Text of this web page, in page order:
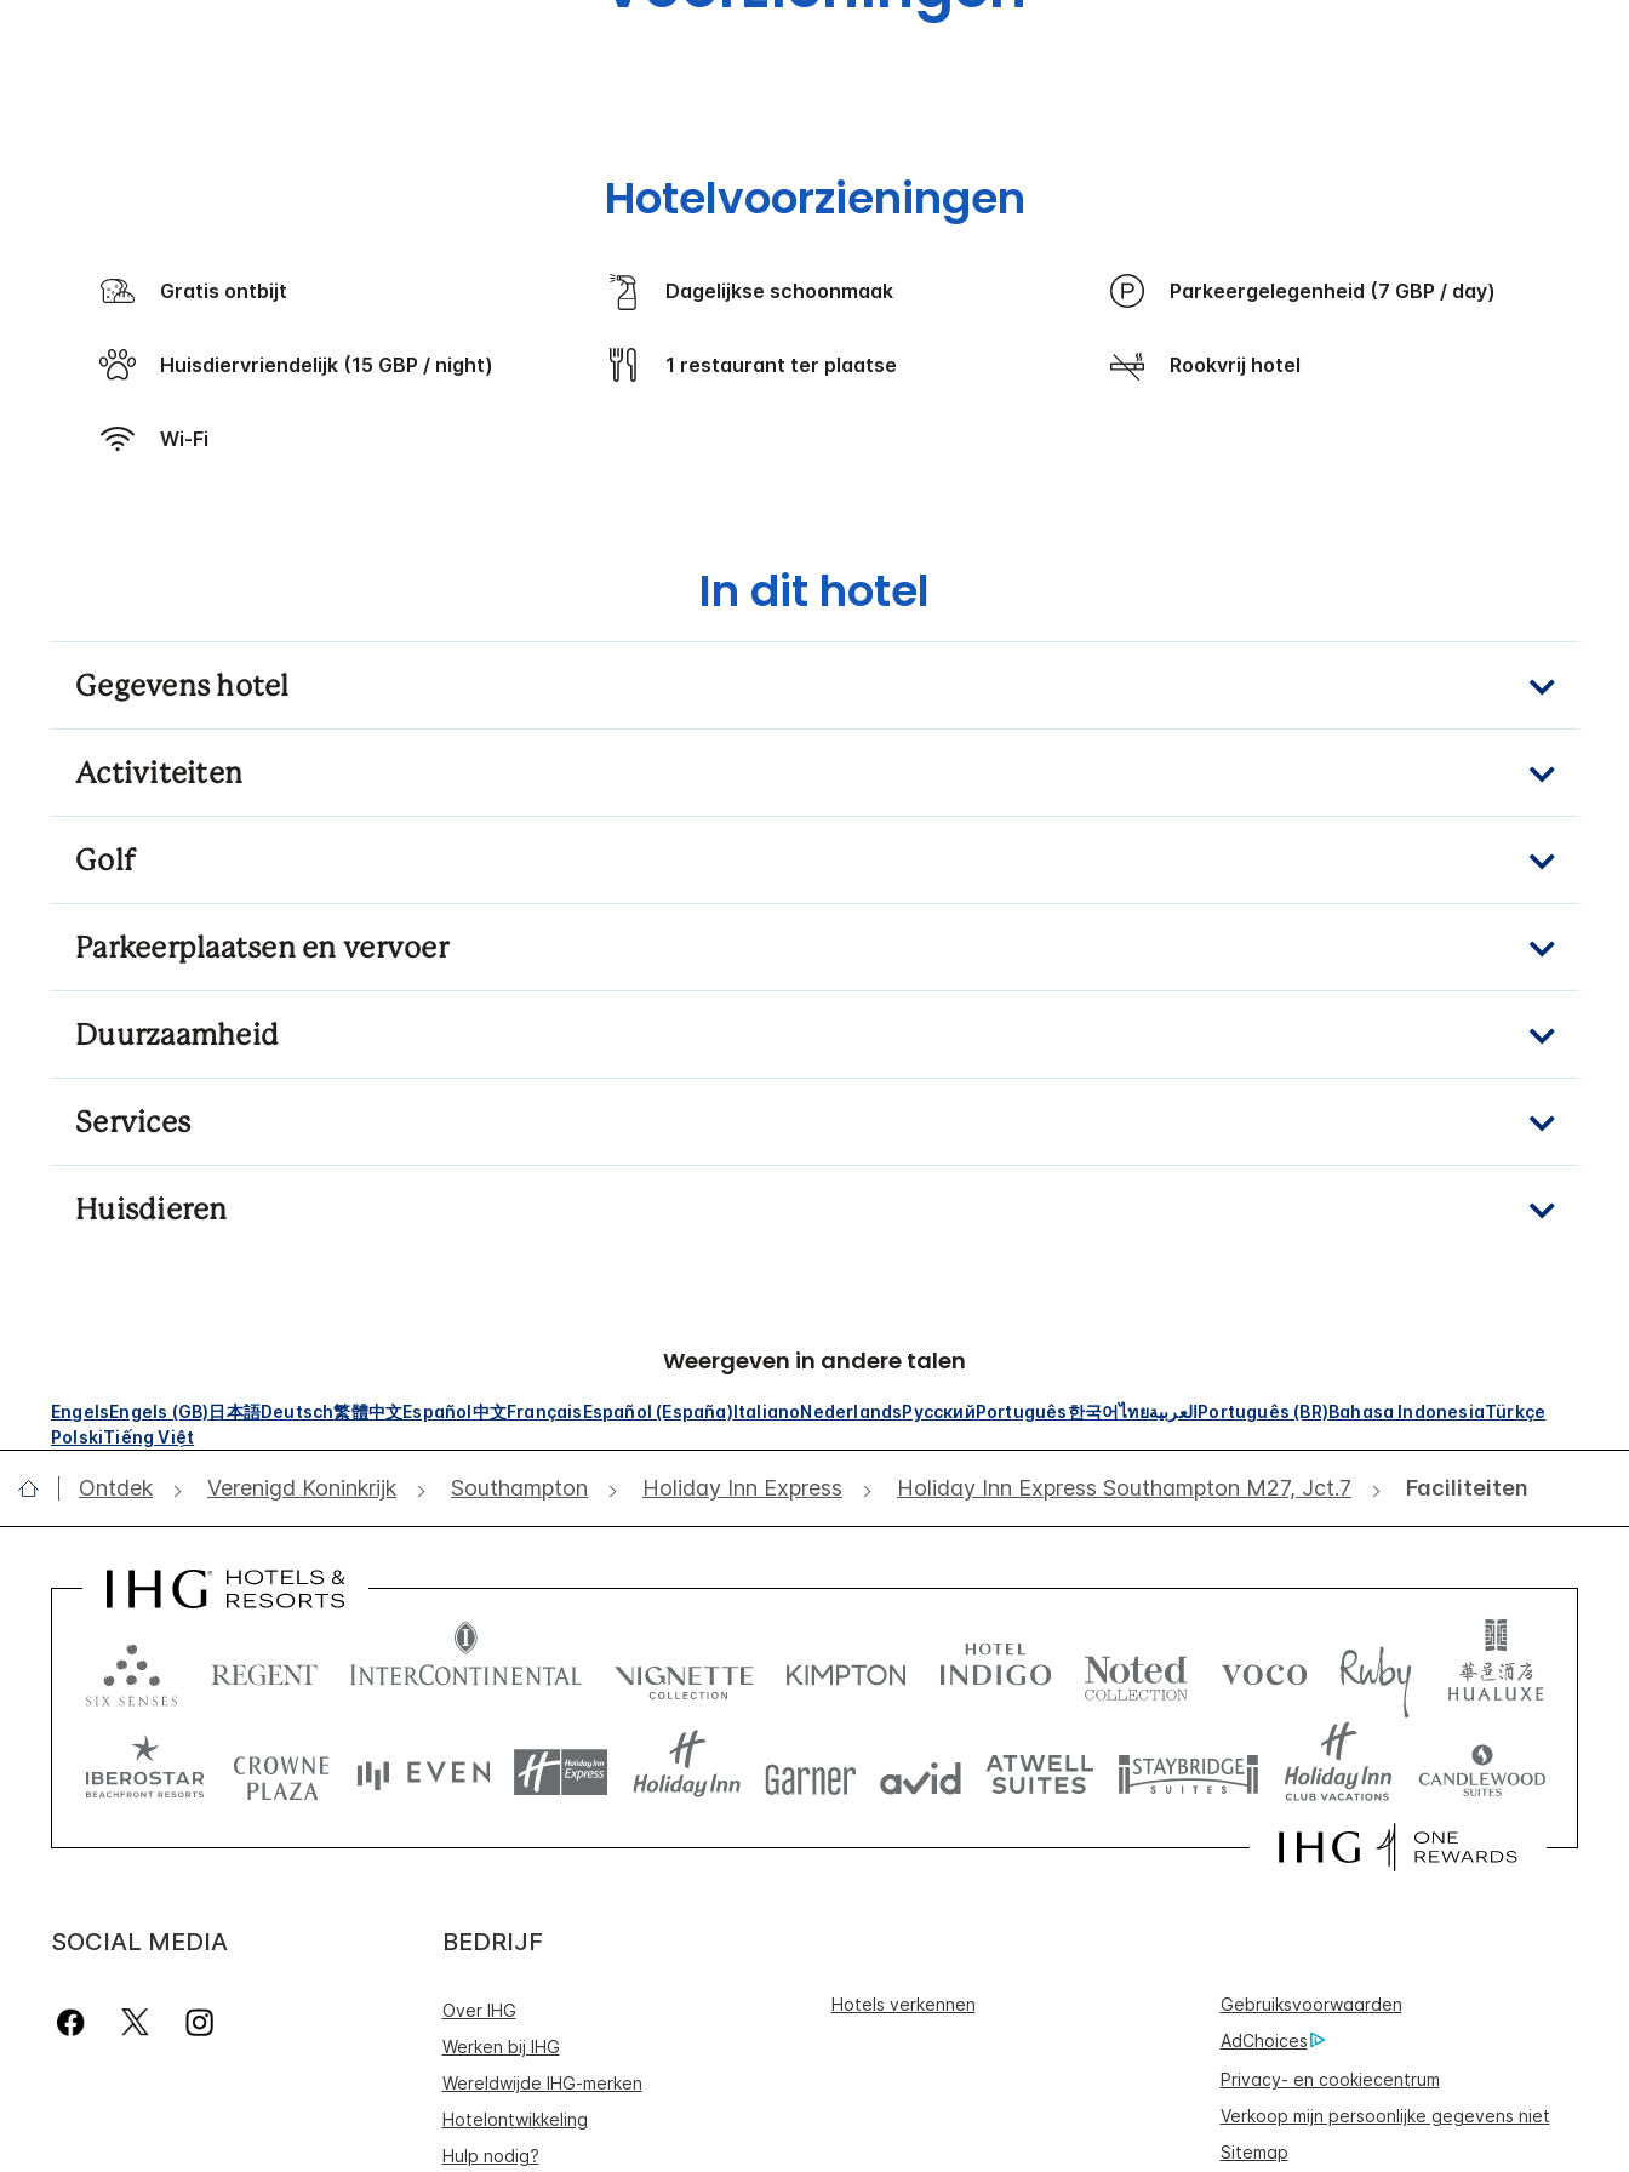
Hotelvoorzieningen
Gratis ontbijt Dagelijkse schoonmaak Parkeergelegenheid (7 GBP / day)
Huisdiervriendelijk (15 GBP / night) 1 restaurant ter plaatse Rookvrij hotel
Wi-Fi
In dit hotel
Gegevens hotel
Activiteiten
Golf
Parkeerplaatsen en vervoer
Duurzaamheid
Services
Huisdieren
Weergeven in andere talen
EngelsEngels (GB)日本語Deutsch繁體中文Español中文FrançaisEspañol (España)ItalianoNederlandsРусскийPortuguês한국어ไทยالعربيةPortuguês (BR)Bahasa IndonesiaTürkçe
PolskiTiếng Việt
Ontdek Verenigd Koninkrijk Southampton Holiday Inn Express Holiday Inn Express Southampton M27, Jct.7 Faciliteiten
SOCIAL MEDIA BEDRIJF
Over IHG
Werken bij IHG
Wereldwijde IHG-merken
Hotelontwikkeling
Hulp nodig?
Hotels verkennen
Gebruiksvoorwaarden
AdChoices
Privacy- en cookiecentrum
Verkoop mijn persoonlijke gegevens niet
Sitemap